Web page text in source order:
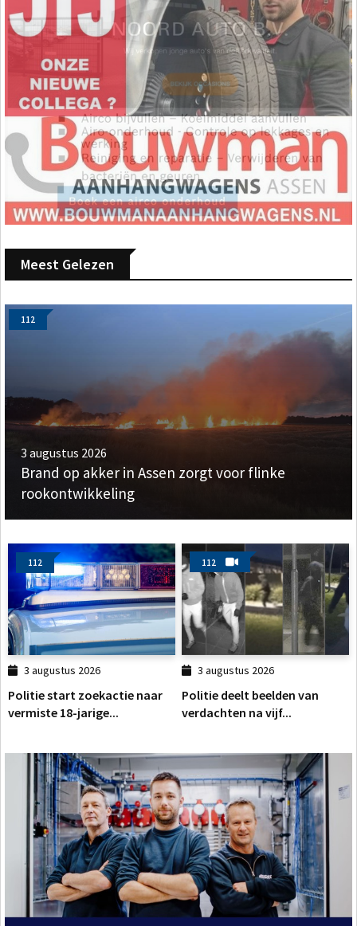
Meest Gelezen
112
3 augustus 2026
Brand op akker in Assen zorgt voor flinke
rookontwikkeling
112
3 augustus 2026
Politie start zoekactie naar
vermiste 18-jarige...
112
3 augustus 2026
Politie deelt beelden van
verdachten na vijf...